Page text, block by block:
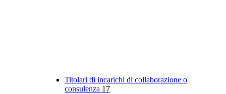
Titolari di incarichi di collaborazione o
consulenza 17